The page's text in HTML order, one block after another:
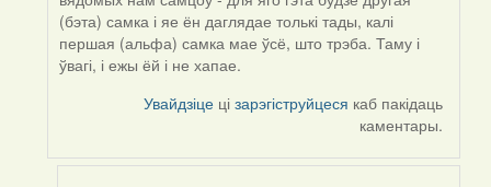
(бэта) самка і яе ён даглядае толькі тады, калі
першая (альфа) самка мае ўсё, што трэба. Таму і
ўвагі, і ежы ёй і не хапае.
Увайдзіце цізарэгіструйцеся каб пакідаць
каментары.